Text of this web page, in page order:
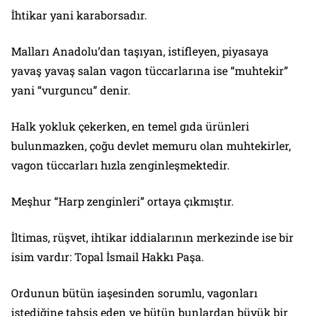
İhtikar yani karaborsadır.
Malları Anadolu’dan taşıyan, istifleyen, piyasaya
yavaş yavaş salan vagon tüccarlarına ise “muhtekir”
yani “vurguncu” denir.
Halk yokluk çekerken, en temel gıda ürünleri
bulunmazken, çoğu devlet memuru olan muhtekirler,
vagon tüccarları hızla zenginleşmektedir.
Meşhur “Harp zenginleri” ortaya çıkmıştır.
İltimas, rüşvet, ihtikar iddialarının merkezinde ise bir
isim vardır: Topal İsmail Hakkı Paşa.
Ordunun bütün iaşesinden sorumlu, vagonları
istediğine tahsis eden ve bütün bunlardan büyük bir